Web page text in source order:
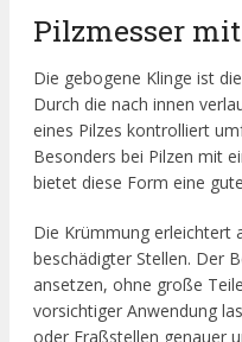
Pilzmesser
Die gebogene Klinge ist
Durch die nach innen
eines Pilzes kontrolliert
Besonders bei Pilzen mit
bietet diese Form eine
Die Krümmung erleichtert
beschädigter Stellen. Der
ansetzen, ohne große
vorsichtiger Anwendung
oder Fraßstellen genauer